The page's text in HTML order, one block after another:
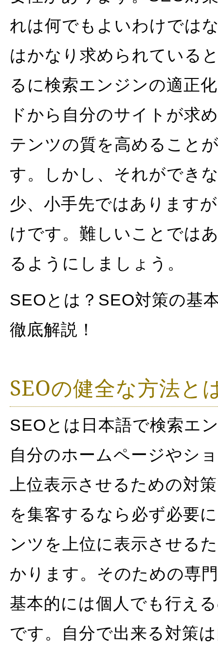
れは何でもよいわけでは
はかなり求められている
るに検索エンジンの適正
ドから自分のサイトが求
テンツの質を高めること
す。しかし、それができ
少、小手先ではあります
けです。難しいことでは
るようにしましょう。
SEOとは？SEO対策の基
徹底解説！
SEOの健全な方法と
SEOとは日本語で検索エ
自分のホームページやシ
上位表示させるための対
を集客するなら必ず必要
ンツを上位に表示させる
かります。そのための専
基本的には個人でも行え
です。自分で出来る対策